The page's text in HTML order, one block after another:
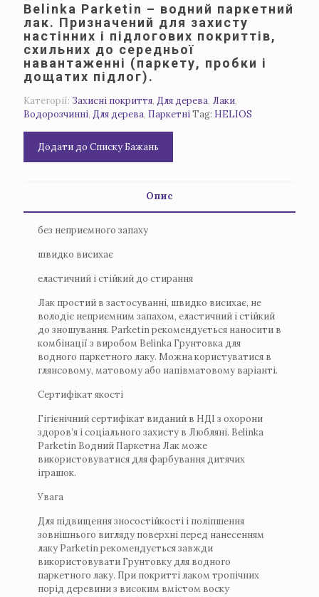
Belinka Parketin – водний паркетний
лак. Призначений для захисту
настінних і підлогових покриттів,
схильних до середньої
навантаженні (паркету, пробки і
дощатих підлог).
Категорії: Захисні покриття, Для дерева, Лаки,
Водорозчинні, Для дерева, ПаркетнiTag: HELIOS
Додати до Списку Бажань
Опис
без неприємного запаху
швидко висихає
еластичний і стійкий до стирання
Лак простий в застосуванні, швидко висихає, не
володіє неприємним запахом, еластичний і стійкий
до зношування. Parketin рекомендується наносити в
комбінації з виробом Belinka Грунтовка для
водного паркетного лаку. Можна користуватися в
глянсовому, матовому або напівматовому варіанті.
Сертифікат якості
Гігієнічний сертифікат виданий в НДІ з охорони
здоров’я і соціального захисту в Любляні. Вelinka
Parketin Водний Паркетна Лак може
використовуватися для фарбування дитячих
іграшок.
Увага
Для підвищення зносостійкості і поліпшення
зовнішнього вигляду поверхні перед нанесенням
лаку Parketin рекомендується завжди
використовувати Грунтовку для водного
паркетного лаку. При покритті лаком тропічних
порід деревини з високим вмістом воску